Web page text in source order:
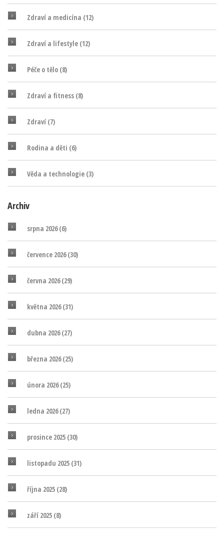
Zdraví a medicína (12)
Zdraví a lifestyle (12)
Péče o tělo (8)
Zdraví a fitness (8)
Zdraví (7)
Rodina a děti (6)
Věda a technologie (3)
Archiv
srpna 2026(6)
července 2026(30)
června 2026(29)
května 2026(31)
dubna 2026(27)
března 2026(25)
února 2026(25)
ledna 2026(27)
prosince 2025 (30)
listopadu 2025 (31)
října 2025 (28)
září 2025 (8)